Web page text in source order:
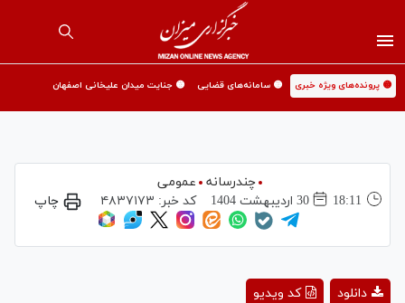
🟡 پرونده‌های ویژه خبری 🟡 سامانه‌های قضایی 🟡 جنایت میدان علیخانی اصفهان
چندرسانه
عمومی
18:11
30 ارديبهشت 1404 کد خبر: ۴۸۳۷۱۷۳ چاپ
کد ویدیو دانلود